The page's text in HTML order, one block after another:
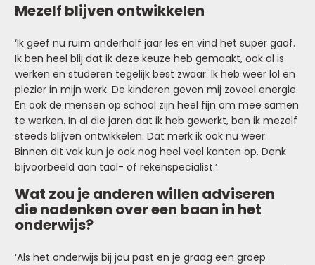
Mezelf blijven ontwikkelen
‘Ik geef nu ruim anderhalf jaar les en vind het super gaaf.
Ik ben heel blij dat ik deze keuze heb gemaakt, ook al is
werken en studeren tegelijk best zwaar. Ik heb weer lol en
plezier in mijn werk. De kinderen geven mij zoveel energie.
En ook de mensen op school zijn heel fijn om mee samen
te werken. In al die jaren dat ik heb gewerkt, ben ik mezelf
steeds blijven ontwikkelen. Dat merk ik ook nu weer.
Binnen dit vak kun je ook nog heel veel kanten op. Denk
bijvoorbeeld aan taal- of rekenspecialist.’
Wat zou je anderen willen adviseren
die nadenken over een baan in het
onderwijs?
‘Als het onderwijs bij jou past en je graag een groep